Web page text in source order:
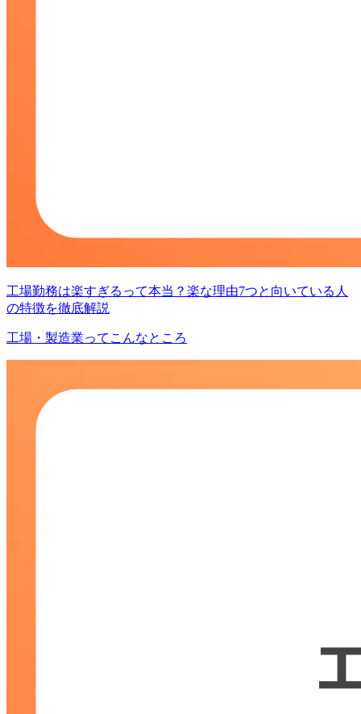
工場勤務は楽すぎるって本当？楽な理由7つと向いている人
の特徴を徹底解説
工場・製造業ってこんなところ